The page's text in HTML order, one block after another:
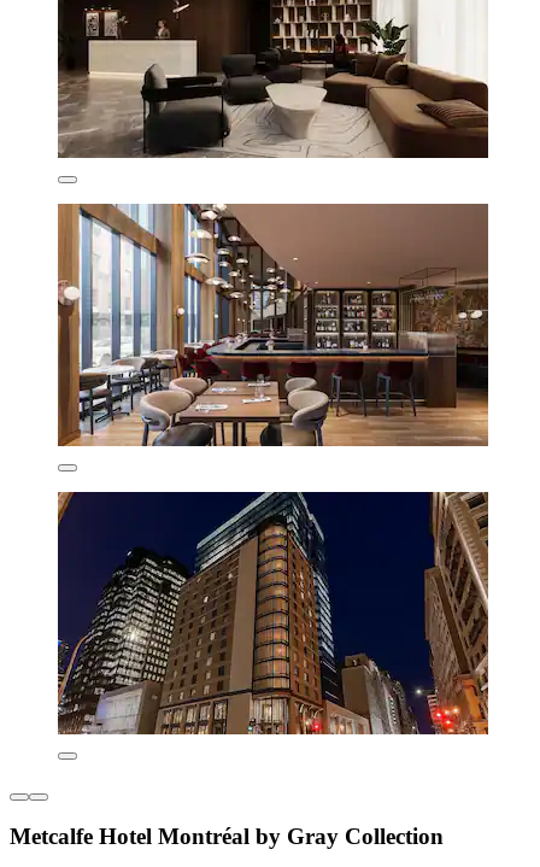
Metcalfe Hotel Montréal by Gray Collection